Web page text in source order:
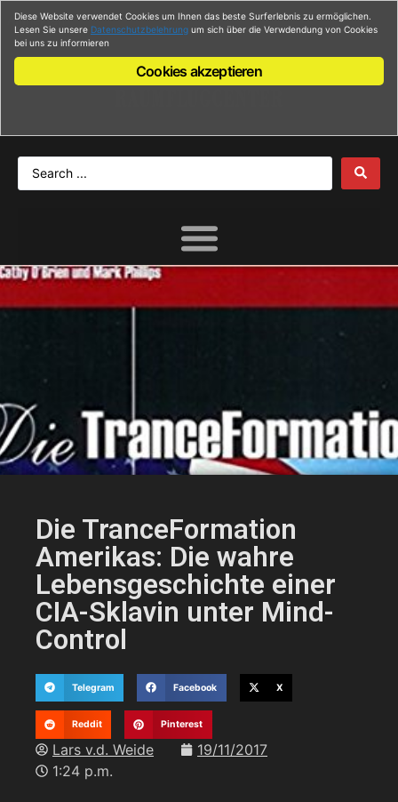
Anmelden
Die TranceFormation
Amerikas: Die wahre
Lebensgeschichte einer
CIA-Sklavin unter Mind-
Control
Telegram Facebook X
Reddit Pinterest
Lars v.d. Weide
19/11/2017
1:24 p.m.
Diese Website verwendet Cookies um Ihnen das beste Surferlebnis zu ermöglichen.
Lesen Sie unsere Datenschutzbelehrung um sich über die Verwdendung von Cookies
bei uns zu informieren
Cookies akzeptieren